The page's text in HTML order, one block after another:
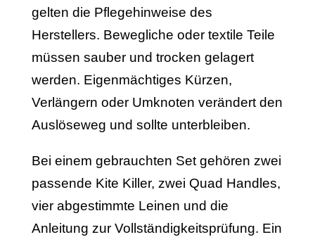
gelten die Pflegehinweise des
Herstellers. Bewegliche oder textile Teile
müssen sauber und trocken gelagert
werden. Eigenmächtiges Kürzen,
Verlängern oder Umknoten verändert den
Auslöseweg und sollte unterbleiben.
Bei einem gebrauchten Set gehören zwei
passende Kite Killer, zwei Quad Handles,
vier abgestimmte Leinen und die
Anleitung zur Vollständigkeitsprüfung. Ein